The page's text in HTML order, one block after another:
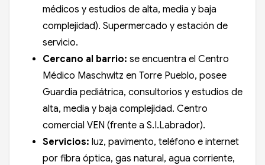
médicos y estudios de alta, media y baja
complejidad). Supermercado y estación de
servicio.
Cercano al barrio: se encuentra el Centro
Médico Maschwitz en Torre Pueblo, posee
Guardia pediátrica, consultorios y estudios de
alta, media y baja complejidad. Centro
comercial VEN (frente a S.I.Labrador).
Servicios: luz, pavimento, teléfono e internet
por fibra óptica, gas natural, agua corriente,